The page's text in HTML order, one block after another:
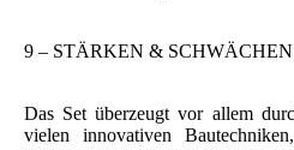
9 – STÄRKEN & SCHWÄCHEN
Das Set überzeugt vor allem
vielen innovativen